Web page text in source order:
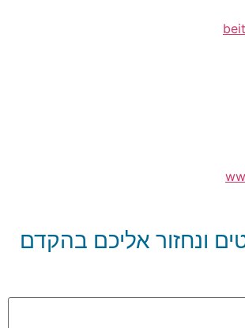
ונחזור אליכם בהקדם